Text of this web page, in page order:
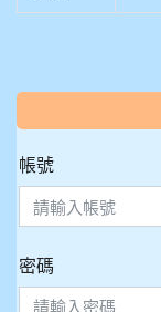
:::
帳號
密碼